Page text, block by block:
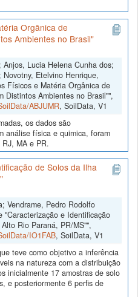
Orgânica de
Ambientes no Brasil"
Lucia Helena Cunha dos;
Novotny, Etelvino Henrique,
Físicos e Matéria Orgânica de
Distintos Ambientes no Brasil"",
ABJUMR, SoilData, V1
os dados são
análise física e quimica, foram
MA e PR.
de Solos da Ilha
Vendrame, Pedro Rodolfo
"Caracterização e Identificação
Rio Paraná, PR/MS"",
IO1FAB, SoilData, V1
teve como objetivo a inferência
na natureza com a distribuição
inicialmente 17 amostras de solo
e posteriormente 6 perfis de